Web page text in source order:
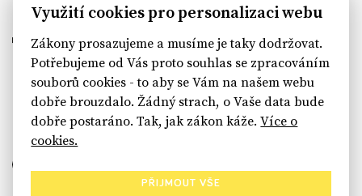
Návrh a vývoj: Sinfin , ilustrace:
sinfin.digital
Využití cookies pro personalizaci webu
Zákony prosazujeme a musíme je taky dodržovat.
Potřebujeme od Vás proto souhlas se zpracováním
souborů cookies - to aby se Vám na našem webu
dobře brouzdalo. Žádný strach, o Vaše data bude
dobře postaráno. Tak, jak zákon káže.Více o
cookies.
PŘIJMOUT VŠE